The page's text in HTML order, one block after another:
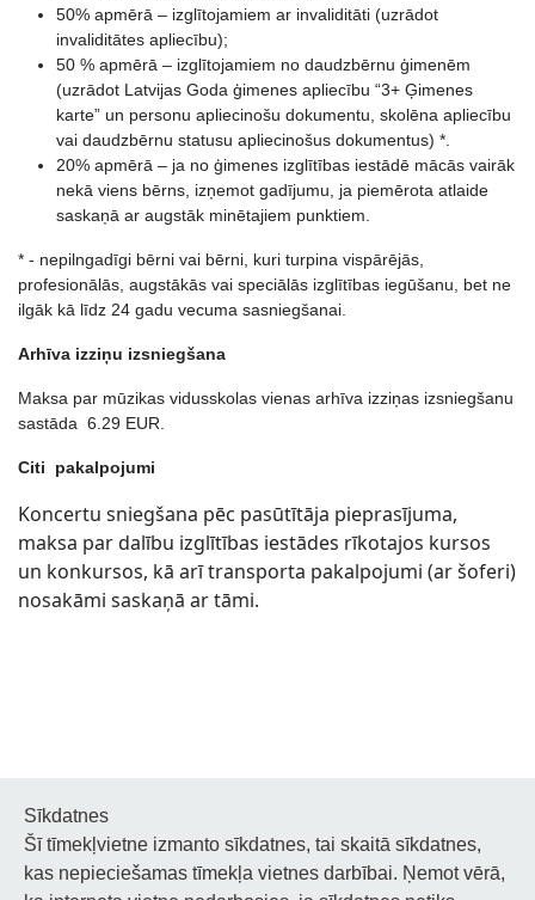
50% apmērā – izglītojamiem ar invaliditāti (uzrādot
invaliditātes apliecību);
50 % apmērā – izglītojamiem no daudzbērnu ģimenēm
(uzrādot Latvijas Goda ģimenes apliecību “3+ Ģimenes
karte” un personu apliecinošu dokumentu, skolēna apliecību
vai daudzbērnu statusu apliecinošus dokumentus) *.
20% apmērā – ja no ģimenes izglītības iestādē mācās vairāk
nekā viens bērns, izņemot gadījumu, ja piemērota atlaide
saskaņā ar augstāk minētajiem punktiem.
* - nepilngadīgi bērni vai bērni, kuri turpina vispārējās,
profesionālās, augstākās vai speciālās izglītības iegūšanu, bet ne
ilgāk kā līdz 24 gadu vecuma sasniegšanai.
Arhīva izziņu izsniegšana
Maksa par mūzikas vidusskolas vienas arhīva izziņas izsniegšanu
sastāda 6.29 EUR.
Citi pakalpojumi
Koncertu sniegšana pēc pasūtītāja pieprasījuma,
maksa par dalību izglītības iestādes rīkotajos kursos
un konkursos, kā arī transporta pakalpojumi (ar šoferi)
nosakāmi saskaņā ar tāmi.
Noderīgi
Sīkdatnes
Šī tīmekļvietne izmanto sīkdatnes, tai skaitā sīkdatnes,
kas nepieciešamas tīmekļa vietnes darbībai. Ņemot vērā,